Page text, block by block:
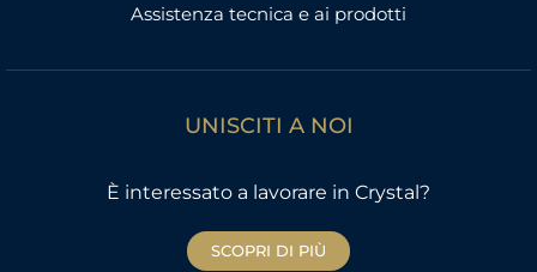
Assistenza tecnica e ai prodotti
UNISCITI A NOI
È interessato a lavorare in Crystal?
SCOPRI DI PIÙ